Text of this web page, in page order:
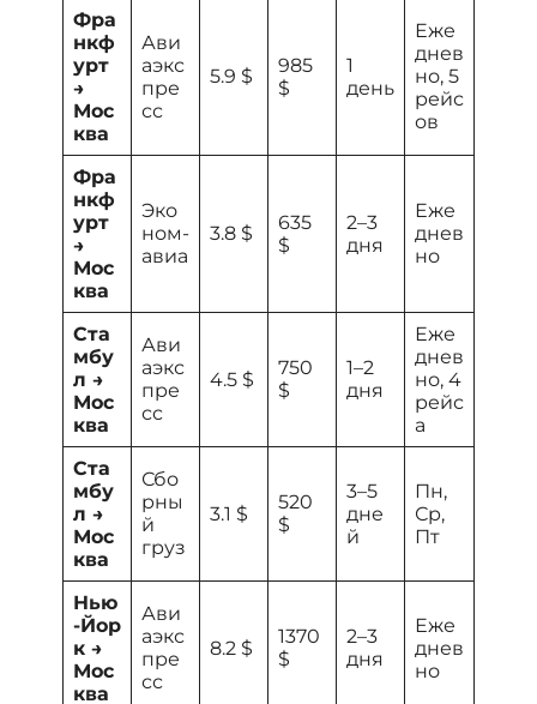
Фра
нкф
урт
→
Мос
ква
Ави
аэкс
пре
сс
5.9 $
985
$
1
день
Еже
днев
но, 5
рейс
ов
Фра
нкф
урт
→
Мос
ква
Эко
ном-
авиа
3.8 $
635
$
2–3
дня
Еже
днев
но
Ста
мбу
л →
Мос
ква
Ави
аэкс
пре
сс
4.5 $
750
$
1–2
дня
Еже
днев
но, 4
рейс
а
Ста
мбу
л →
Мос
ква
Сбо
рны
й
груз
3.1 $
520
$
3–5
дне
й
Пн,
Ср,
Пт
Нью
-Йор
к →
Мос
ква
Ави
аэкс
пре
сс
8.2 $
1370
$
2–3
дня
Еже
днев
но